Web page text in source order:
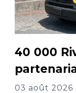
40 000
03 août 2026